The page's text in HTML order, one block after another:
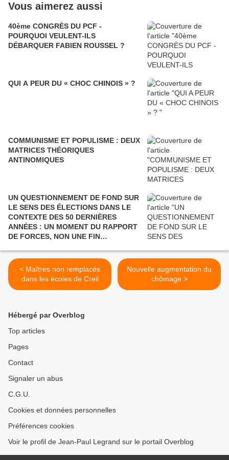
Vous aimerez aussi
40ème CONGRÈS DU PCF -
POURQUOI VEULENT-ILS
DÉBARQUER FABIEN ROUSSEL ?
QUI A PEUR DU « CHOC CHINOIS » ?
COMMUNISME ET POPULISME : DEUX
MATRICES THÉORIQUES
ANTINOMIQUES
UN QUESTIONNEMENT DE FOND SUR
LE SENS DES ÉLECTIONS DANS LE
CONTEXTE DES 50 DERNIÈRES
ANNÉES : UN MOMENT DU RAPPORT
DE FORCES, NON UNE FIN
< Maîtres non remplacés
dans les écoles de Creil
Nouvelle augmentation du
chômage >
Hébergé par Overblog
Top articles
Pages
Contact
Signaler un abus
C.G.U.
Cookies et données personnelles
Préférences cookies
Voir le profil de Jean-Paul Legrand sur le portail Overblog